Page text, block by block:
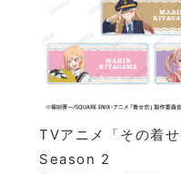
TVアニメ「その着
Season 2